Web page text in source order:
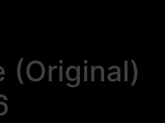
(Original)